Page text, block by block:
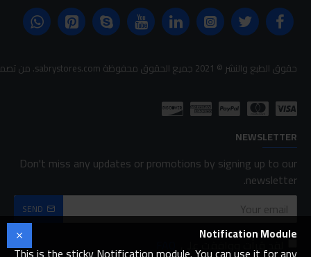
حقوق الطبع والنشر © 2021 جميع الحقوق محفوظة sabrystores.com. من تصميم-
NEWSLETTER
Don't miss any updates or promotions by signing up to our
newsletter.
SEND
لقد قرأت ووافقت على FAQ
Notification Module